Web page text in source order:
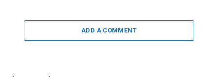
ADD A COMMENT